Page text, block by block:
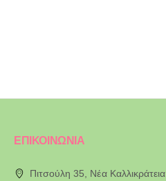
ΕΠΙΚΟΙΝΩΝΙΑ
Πιτσούλη 35, Νέα Καλλικράτεια